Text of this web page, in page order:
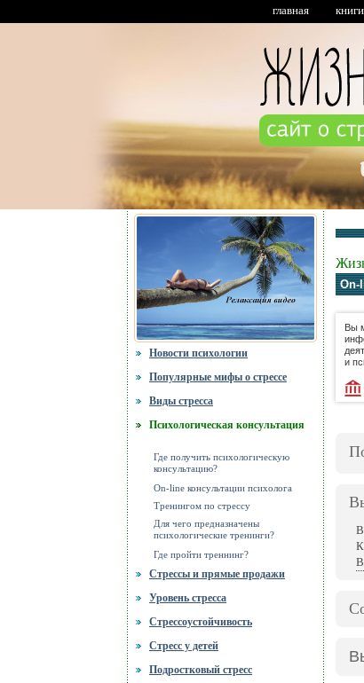
главная
Новости психологии
Популярные мифы о стрессе
Виды стресса
Психологическая консультация
Где получить психологическую
консультацию?
On-line консультации психолога
Тренингом по стрессу
Для чего предназначены
психологические тренинги?
Где пройти треннинг?
Стрессы и прямые продажи
Уровень стресса
Стрессоустойчивость
Стресс у детей
Подростковый стресс
On-
Вы
и